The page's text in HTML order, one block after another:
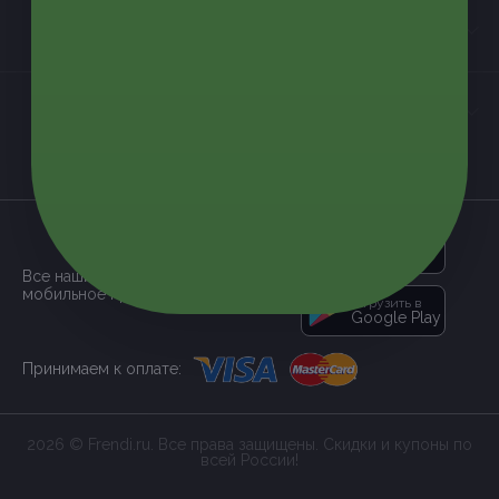
Все наши купоны доступны через
мобильное приложение:
загрузить в
Google Play
Принимаем к оплате:
2026 © Frendi.ru. Все права защищены. Скидки и купоны по
всей России!